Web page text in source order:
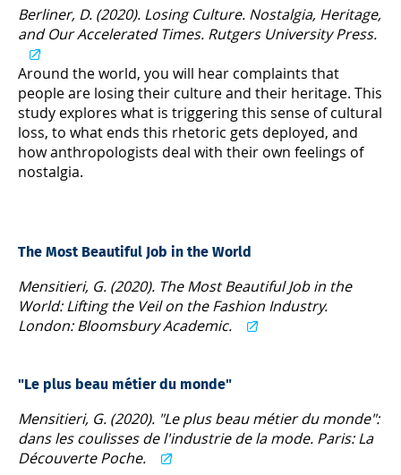
Berliner, D. (2020). Losing Culture. Nostalgia, Heritage,
and Our Accelerated Times. Rutgers University Press.
Around the world, you will hear complaints that
people are losing their culture and their heritage. This
study explores what is triggering this sense of cultural
loss, to what ends this rhetoric gets deployed, and
how anthropologists deal with their own feelings of
nostalgia.
The Most Beautiful Job in the World
Mensitieri, G. (2020). The Most Beautiful Job in the
World: Lifting the Veil on the Fashion Industry.
London: Bloomsbury Academic.
"Le plus beau métier du monde"
Mensitieri, G. (2020). "Le plus beau métier du monde":
dans les coulisses de l'industrie de la mode. Paris: La
Découverte Poche.